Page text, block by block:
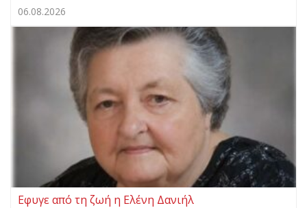
06.08.2026
Εφυγε από τη ζωή η Ελένη Δανιήλ